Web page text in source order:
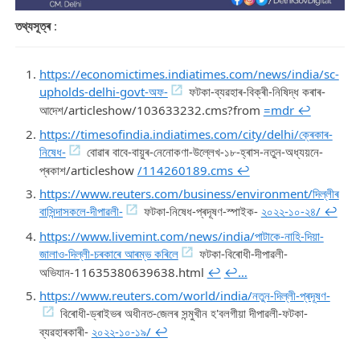
তথ্যসূত্ৰ:
https://economictimes.indiatimes.com/news/india/sc-
upholds-delhi-govt-অফ-
ফটকা-ব্যৱহাৰ-বিক্ৰী-নিষিদ্ধ কৰাৰ-
আদেশ/articleshow/103633232.cms?from =mdr ↩︎
https://timesofindia.indiatimes.com/city/delhi/ক্ৰেকাৰ-
নিষেধ-
বোৱাৰ বাবে-বায়ুৰ-নেনোকণা-উল্লেখ-১৮-হ্ৰাস-নতুন-অধ্যয়নে-
প্ৰকাশ/articleshow /114260189.cms ↩︎
https://www.reuters.com/business/environment/দিল্লীৰ
বাসিন্দাসকলে-দীপাৱলী-
ফটকা-নিষেধ-প্ৰদূষণ-স্পাইক- ২০২২-১০-২৪/ ↩︎
https://www.livemint.com/news/india/পাটাকে-নাহি-দিয়া-
জালাও-দিল্লী-চৰকাৰে আৰম্ভ কৰিলে
ফটকা-বিৰোধী-দীপাৱলী-
অভিযান-11635380639638.html ↩︎ ↩︎…
https://www.reuters.com/world/india/নতুন-দিল্লী-প্ৰদূষণ-
বিৰোধী-ড্ৰাইভৰ অধীনত-জেলৰ সন্মুখীন হ'বলগীয়া দীপাৱলী-ফটকা-
ব্যৱহাৰকাৰী- ২০২২-১০-১৯/ ↩︎